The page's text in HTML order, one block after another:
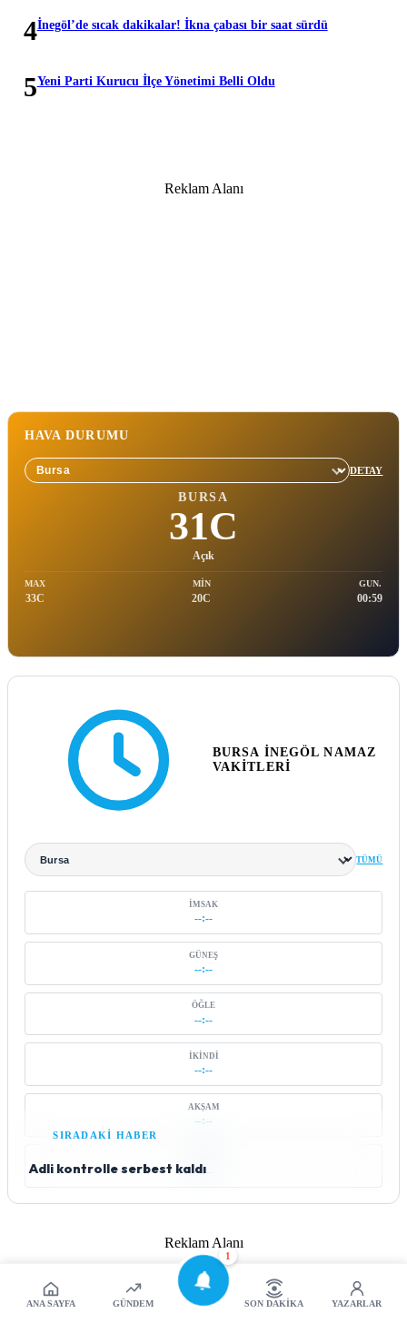
ANA SAYFA GÜNDEM
1
SON DAKIKA YAZARLAR
4İnegöl’de sıcak dakikalar! İkna çabası bir saat sürdü
5Yeni Parti Kurucu İlçe Yönetimi Belli Oldu
Reklam Alanı
HAVA DURUMU
Sehir sec DETAY
BURSA
31C
Açık
MAX
33C
MIN
20C
GUN.
00:59
BURSA İNEGÖL NAMAZ
VAKITLERI
Şehir seçin TÜMÜ
İMSAK
--:--
GÜNEŞ
--:--
ÖĞLE
--:--
İKINDI
--:--
AKŞAM
--:--
--:--
Reklam Alanı
SIRADAKİ HABER
Adli kontrolle serbest kaldı